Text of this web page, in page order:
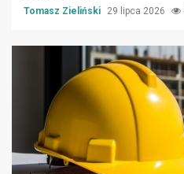
Tomasz Zieliński 29 lipca 2026